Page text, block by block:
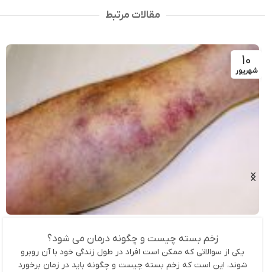
مقالات مرتبط
10
شهریور
زخم بسته چیست و چگونه درمان می شود؟
یکی از سوالاتی که ممکن است افراد در طول زندگی خود با آن روبرو
شوند، این است که زخم بسته چیست و چگونه باید در زمان برخورد